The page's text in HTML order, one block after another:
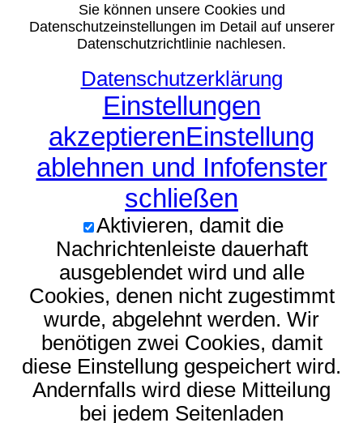
Sie können unsere Cookies und
Datenschutzeinstellungen im Detail auf unserer
Datenschutzrichtlinie nachlesen.
Datenschutzerklärung
Einstellungen
akzeptierenEinstellung
ablehnen und Infofenster
schließen
Aktivieren, damit die
Nachrichtenleiste dauerhaft
ausgeblendet wird und alle
Cookies, denen nicht zugestimmt
wurde, abgelehnt werden. Wir
benötigen zwei Cookies, damit
diese Einstellung gespeichert wird.
Andernfalls wird diese Mitteilung
bei jedem Seitenladen